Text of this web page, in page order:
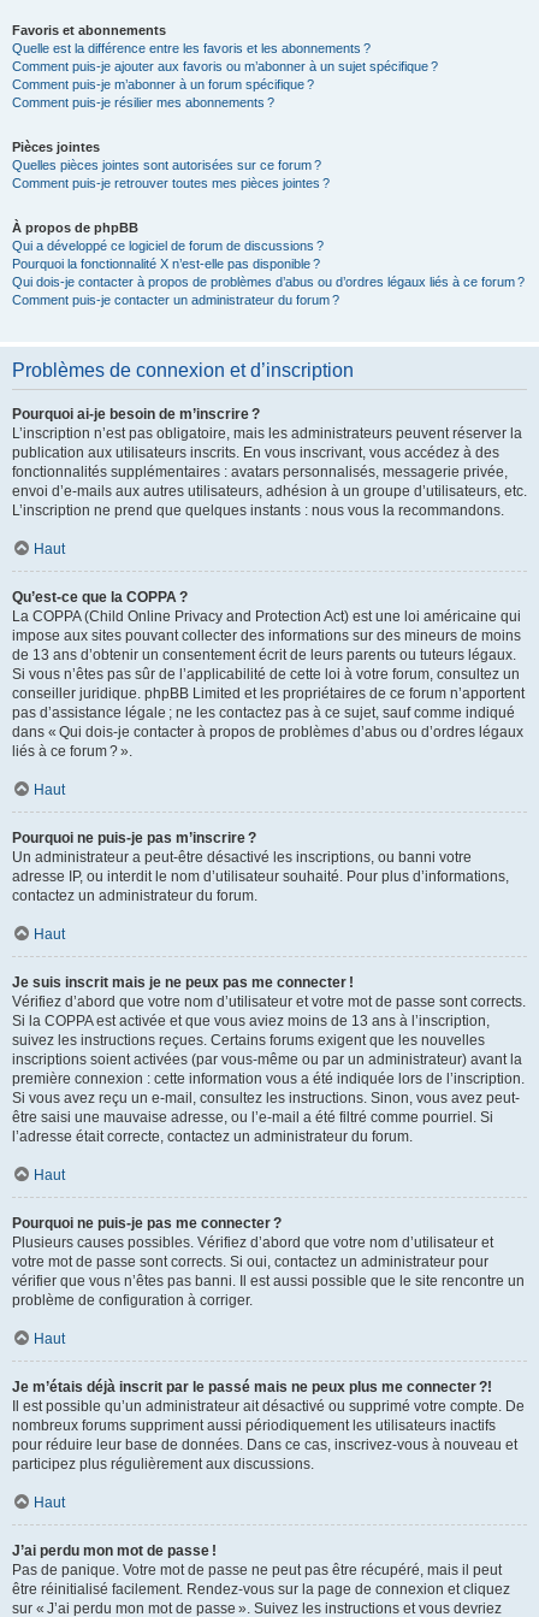
Favoris et abonnements
Quelle est la différence entre les favoris et les abonnements ?
Comment puis-je ajouter aux favoris ou m’abonner à un sujet spécifique ?
Comment puis-je m’abonner à un forum spécifique ?
Comment puis-je résilier mes abonnements ?
Pièces jointes
Quelles pièces jointes sont autorisées sur ce forum ?
Comment puis-je retrouver toutes mes pièces jointes ?
À propos de phpBB
Qui a développé ce logiciel de forum de discussions ?
Pourquoi la fonctionnalité X n’est-elle pas disponible ?
Qui dois-je contacter à propos de problèmes d’abus ou d’ordres légaux liés à ce forum ?
Comment puis-je contacter un administrateur du forum ?
Problèmes de connexion et d’inscription
Pourquoi ai-je besoin de m’inscrire ?
L’inscription n’est pas obligatoire, mais les administrateurs peuvent réserver la
publication aux utilisateurs inscrits. En vous inscrivant, vous accédez à des
fonctionnalités supplémentaires : avatars personnalisés, messagerie privée,
envoi d’e-mails aux autres utilisateurs, adhésion à un groupe d’utilisateurs, etc.
L’inscription ne prend que quelques instants : nous vous la recommandons.
Haut
Qu’est-ce que la COPPA ?
La COPPA (Child Online Privacy and Protection Act) est une loi américaine qui
impose aux sites pouvant collecter des informations sur des mineurs de moins
de 13 ans d’obtenir un consentement écrit de leurs parents ou tuteurs légaux.
Si vous n’êtes pas sûr de l’applicabilité de cette loi à votre forum, consultez un
conseiller juridique. phpBB Limited et les propriétaires de ce forum n’apportent
pas d’assistance légale ; ne les contactez pas à ce sujet, sauf comme indiqué
dans « Qui dois-je contacter à propos de problèmes d’abus ou d’ordres légaux
liés à ce forum ? ».
Haut
Pourquoi ne puis-je pas m’inscrire ?
Un administrateur a peut-être désactivé les inscriptions, ou banni votre
adresse IP, ou interdit le nom d’utilisateur souhaité. Pour plus d’informations,
contactez un administrateur du forum.
Haut
Je suis inscrit mais je ne peux pas me connecter !
Vérifiez d’abord que votre nom d’utilisateur et votre mot de passe sont corrects.
Si la COPPA est activée et que vous aviez moins de 13 ans à l’inscription,
suivez les instructions reçues. Certains forums exigent que les nouvelles
inscriptions soient activées (par vous-même ou par un administrateur) avant la
première connexion : cette information vous a été indiquée lors de l’inscription.
Si vous avez reçu un e-mail, consultez les instructions. Sinon, vous avez peut-
être saisi une mauvaise adresse, ou l’e-mail a été filtré comme pourriel. Si
l’adresse était correcte, contactez un administrateur du forum.
Haut
Pourquoi ne puis-je pas me connecter ?
Plusieurs causes possibles. Vérifiez d’abord que votre nom d’utilisateur et
votre mot de passe sont corrects. Si oui, contactez un administrateur pour
vérifier que vous n’êtes pas banni. Il est aussi possible que le site rencontre un
problème de configuration à corriger.
Haut
Je m’étais déjà inscrit par le passé mais ne peux plus me connecter ?!
Il est possible qu’un administrateur ait désactivé ou supprimé votre compte. De
nombreux forums suppriment aussi périodiquement les utilisateurs inactifs
pour réduire leur base de données. Dans ce cas, inscrivez-vous à nouveau et
participez plus régulièrement aux discussions.
Haut
J’ai perdu mon mot de passe !
Pas de panique. Votre mot de passe ne peut pas être récupéré, mais il peut
être réinitialisé facilement. Rendez-vous sur la page de connexion et cliquez
sur « J’ai perdu mon mot de passe ». Suivez les instructions et vous devriez